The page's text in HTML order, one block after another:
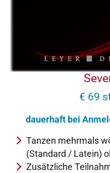
€ 69
dauerhaft bei
Tanzen mehrmals
(Standard / Latein)
Zusätzliche